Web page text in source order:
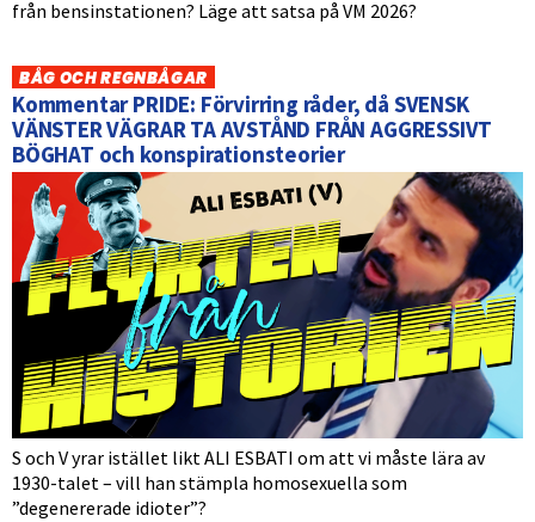
från bensinstationen? Läge att satsa på VM 2026?
BÅG OCH REGNBÅGAR
Kommentar PRIDE: Förvirring råder, då SVENSK
VÄNSTER VÄGRAR TA AVSTÅND FRÅN AGGRESSIVT
BÖGHAT och konspirationsteorier
S och V yrar istället likt ALI ESBATI om att vi måste lära av
1930-talet – vill han stämpla homosexuella som
”degenererade idioter”?